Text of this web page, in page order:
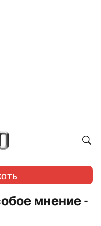
мнение -